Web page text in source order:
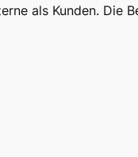
als Kunden. Die